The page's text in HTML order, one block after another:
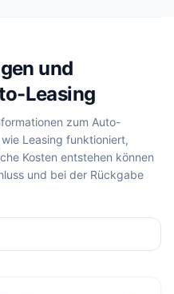
und
Leasing
zum Auto-
Leasing funktioniert,
Kosten entstehen können
und bei der Rückgabe